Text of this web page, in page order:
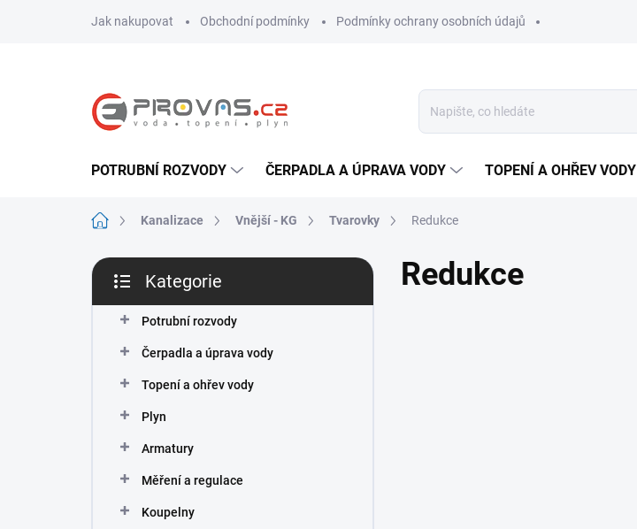
Jak nakupovat Obchodní podmínky Podmínky ochrany osobních údajů
POTRUBNÍ ROZVODY ČERPADLA A ÚPRAVA VODY TOPENÍ A OHŘEV VODY
Domů Kanalizace Vnější - KG Tvarovky Redukce
P
s
kategorie
Kategorie
Potrubní rozvody
Čerpadla a úprava vody
Topení a ohřev vody
Plyn
Armatury
Měření a regulace
Koupelny
Redukce